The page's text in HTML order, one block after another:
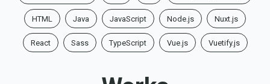
HTML Java JavaScript Node.js Nuxt.js
React Sass TypeScript Vue.js Vuetify.js